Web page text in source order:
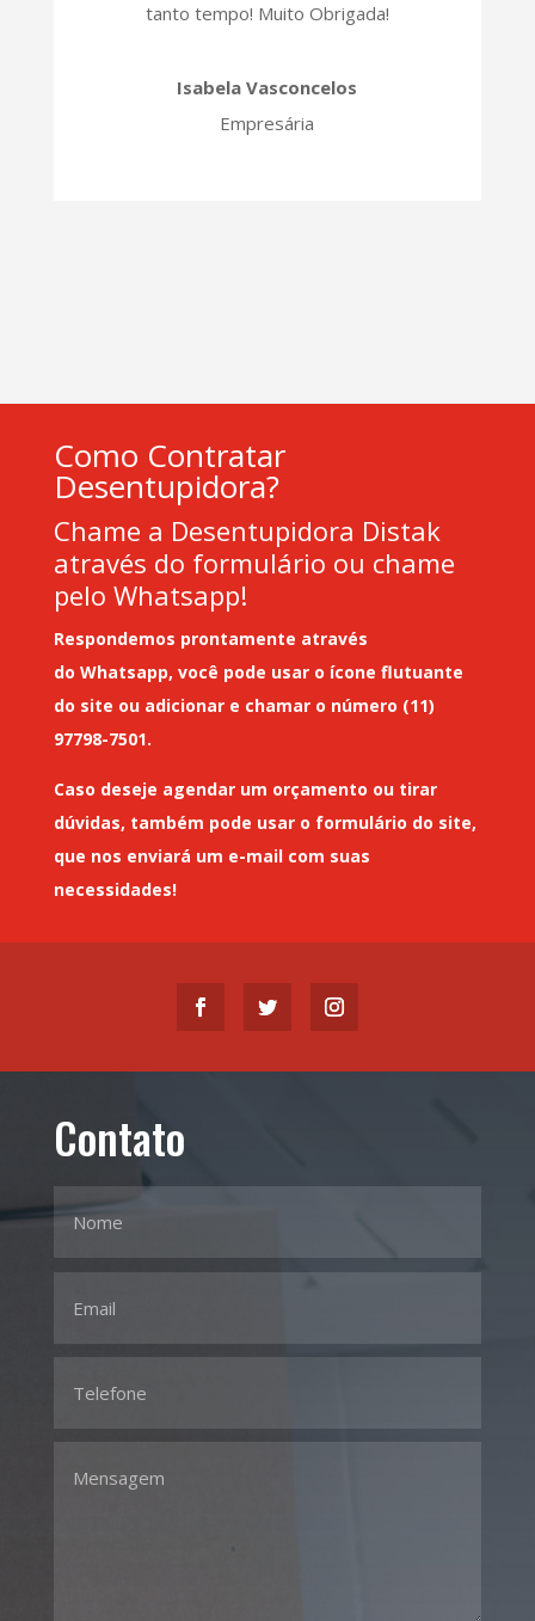
tanto tempo! Muito Obrigada!
Isabela Vasconcelos
Empresária
Como Contratar
Desentupidora?
Chame a Desentupidora Distak
através do formulário ou chame
pelo Whatsapp!
Respondemos prontamente através
do Whatsapp, você pode usar o ícone flutuante
do site ou adicionar e chamar o número (11)
97798-7501.
Caso deseje agendar um orçamento ou tirar
dúvidas, também pode usar o formulário do site,
que nos enviará um e-mailcom suas
necessidades!
Contato